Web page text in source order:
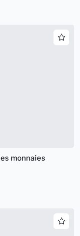
monnaies